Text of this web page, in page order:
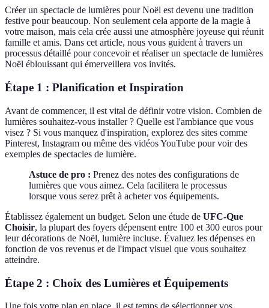
Créer un spectacle de lumières pour Noël est devenu une tradition
festive pour beaucoup. Non seulement cela apporte de la magie à
votre maison, mais cela crée aussi une atmosphère joyeuse qui réunit
famille et amis. Dans cet article, nous vous guident à travers un
processus détaillé pour concevoir et réaliser un spectacle de lumières
Noël éblouissant qui émerveillera vos invités.
Étape 1 : Planification et Inspiration
Avant de commencer, il est vital de définir votre vision. Combien de
lumières souhaitez-vous installer ? Quelle est l'ambiance que vous
visez ? Si vous manquez d'inspiration, explorez des sites comme
Pinterest, Instagram ou même des vidéos YouTube pour voir des
exemples de spectacles de lumière.
Astuce de pro : Prenez des notes des configurations de
lumières que vous aimez. Cela facilitera le processus
lorsque vous serez prêt à acheter vos équipements.
Établissez également un budget. Selon une étude de UFC-Que
Choisir, la plupart des foyers dépensent entre 100 et 300 euros pour
leur décorations de Noël, lumière incluse. Évaluez les dépenses en
fonction de vos revenus et de l'impact visuel que vous souhaitez
atteindre.
Étape 2 : Choix des Lumières et Équipements